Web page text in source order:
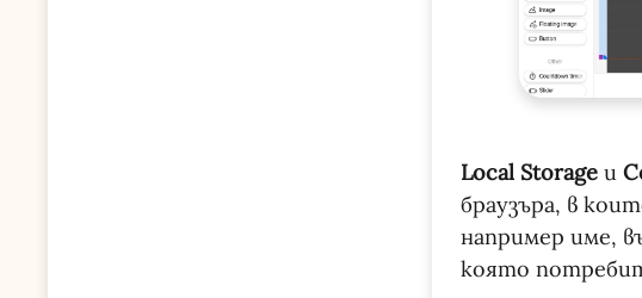
Local Storageи
браузъра, в
например име,
която